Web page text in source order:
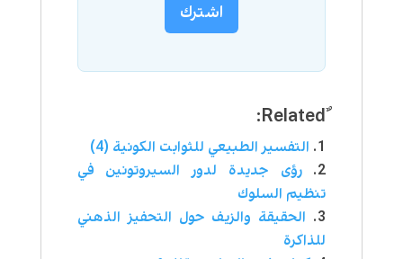
اشترك
ٌRelated:
التفسير الطبيعي للثوابت الكونية (4)
رؤى جديدة لدور السيروتونين في
تنظيم السلوك
الحقيقة والزيف حول التحفيز الذهني
للذاكرة